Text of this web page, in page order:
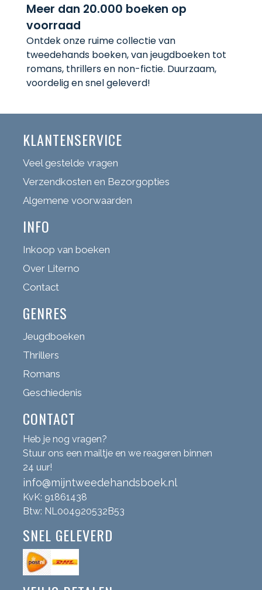
Meer dan 20.000 boeken op
voorraad
Ontdek onze ruime collectie van
tweedehands boeken, van jeugdboeken tot
romans, thrillers en non-fictie. Duurzaam,
voordelig en snel geleverd!
KLANTENSERVICE
Veel gestelde vragen
Verzendkosten en Bezorgopties
Algemene voorwaarden
INFO
Inkoop van boeken
Over Literno
Contact
GENRES
Jeugdboeken
Thrillers
Romans
Geschiedenis
CONTACT
Heb je nog vragen?
Stuur ons een mailtje en we reageren binnen
24 uur!
info@mijntweedehandsboek.nl
KvK: 91861438
Btw: NL004920532B53
SNEL GELEVERD